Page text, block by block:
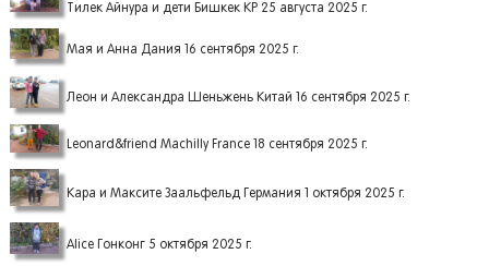
Тилек Айнура и дети Бишкек КР 25 августа 2025 г.
Мая и Анна Дания 16 сентября 2025 г.
Леон и Александра Шеньжень Китай 16 сентября 2025 г.
Leonard&friend Machilly France 18 сентября 2025 г.
Кара и Максите Заальфельд Германия 1 октября 2025 г.
Alice Гонконг 5 октября 2025 г.